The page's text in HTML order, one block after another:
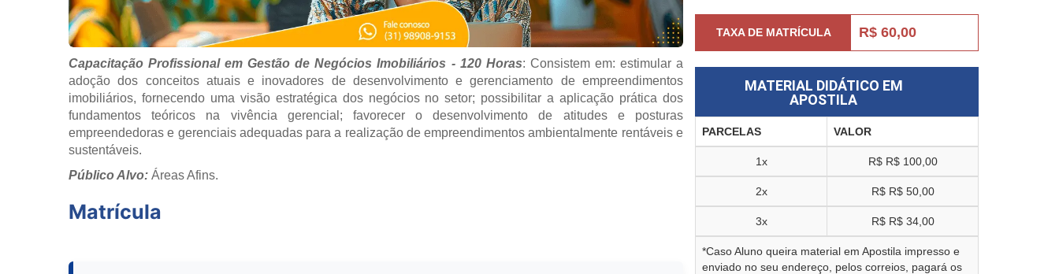
Capacitação Profissional em Gestão de Negócios Imobiliários - 120 Horas: Consistem em: estimular a
adoção dos conceitos atuais e inovadores de desenvolvimento e gerenciamento de empreendimentos
imobiliários, fornecendo uma visão estratégica dos negócios no setor; possibilitar a aplicação prática dos
fundamentos teóricos na vivência gerencial; favorecer o desenvolvimento de atitudes e posturas
empreendedoras e gerenciais adequadas para a realização de empreendimentos ambientalmente rentáveis e
sustentáveis.
Público Alvo: Áreas Afins.
Matrícula
TAXA DE MATRÍCULA R$ 60,00
MATERIAL DIDÁTICO EM
APOSTILA
PARCELAS VALOR
1x R$ R$ 100,00
2x R$ R$ 50,00
3x R$ R$ 34,00
*Caso Aluno queira material em Apostila impresso e
enviado no seu endereço, pelos correios, pagará os